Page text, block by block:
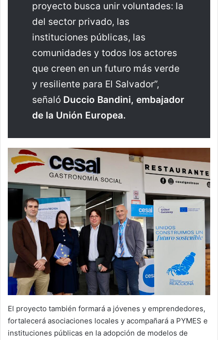
proyecto busca unir voluntades: la
del sector privado, las
instituciones públicas, las
comunidades y todos los actores
que creen en un futuro más verde
y resiliente para El Salvador”,
señaló Duccio Bandini, embajador
de la Unión Europea.
El proyecto también formará a jóvenes y emprendedores,
fortalecerá asociaciones locales y acompañará a PYMES e
instituciones públicas en la adopción de modelos de